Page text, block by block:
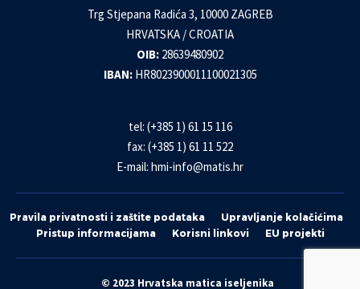
Trg Stjepana Radića 3, 10000 ZAGREB
HRVATSKA / CROATIA
OIB: 28639480902
IBAN: HR8023900011100021305
tel: (+385 1) 61 15 116
fax: (+385 1) 61 11 522
E-mail: hmi-info@matis.hr
Pravila privatnosti i zaštite podataka
Upravljanje kolačićima
Pristup informacijama
Korisni linkovi EU projekti
© 2023 Hrvatska matica iseljenika